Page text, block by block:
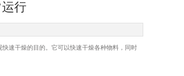
行
速干燥的目的。它可以快速干燥各种物料，同时